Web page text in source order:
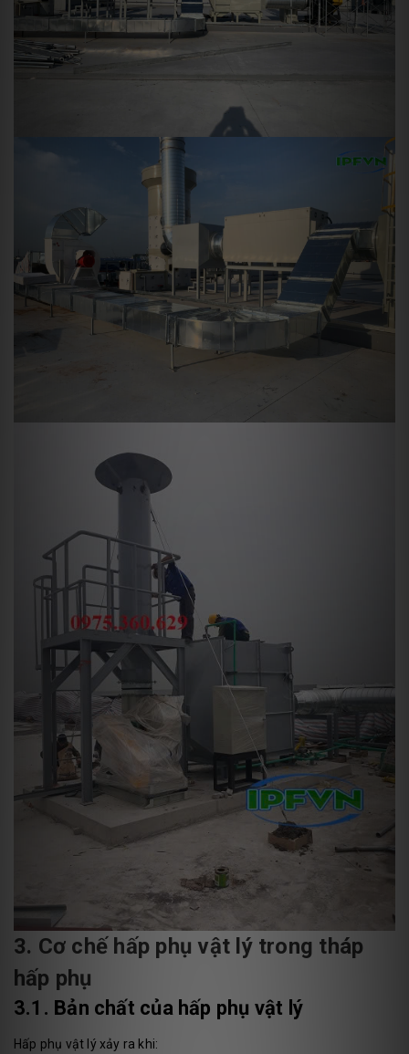
3. Cơ chế hấp phụ vật lý trong tháp
hấp phụ
3.1. Bản chất của hấp phụ vật lý
Hấp phụ vật lý xảy ra khi: